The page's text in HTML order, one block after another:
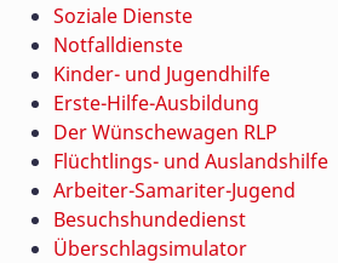
Soziale Dienste
Notfalldienste
Kinder- und Jugendhilfe
Erste-Hilfe-Ausbildung
Der Wünschewagen RLP
Flüchtlings- und Auslandshilfe
Arbeiter-Samariter-Jugend
Besuchshundedienst
Überschlagsimulator